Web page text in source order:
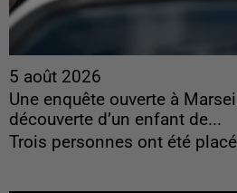
5 août 2026
Une enquête ouverte à
découverte d’un enfant de...
Trois personnes ont été